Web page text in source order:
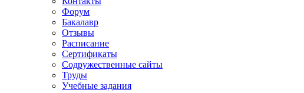
Форум
Бакалавр
Отзывы
Расписание
Сертификаты
Содружественные сайты
Труды
Учебные задания